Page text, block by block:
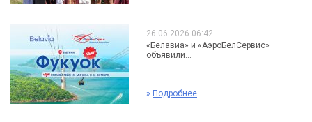
26.06.2026 06:42
«Белавиа» и «АэроБелСервис»
объявили...
» Подробнее